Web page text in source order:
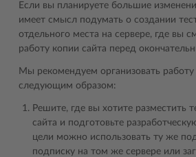
Если вы планируете большие
имеет смысл подумать о создании
отдельного места нa сeрвере, где вы
работу копии сайта перед
Мы рекомендуем организовать
следующим образом:
Решите, где вы хотите разместить
сайта и подготовьте
цели можно использовать ту же
подписку на том же сервере или